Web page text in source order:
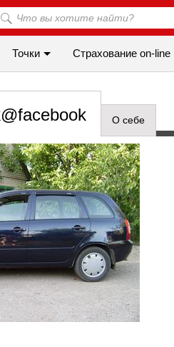
Точки Cтрахование on-line
О себе